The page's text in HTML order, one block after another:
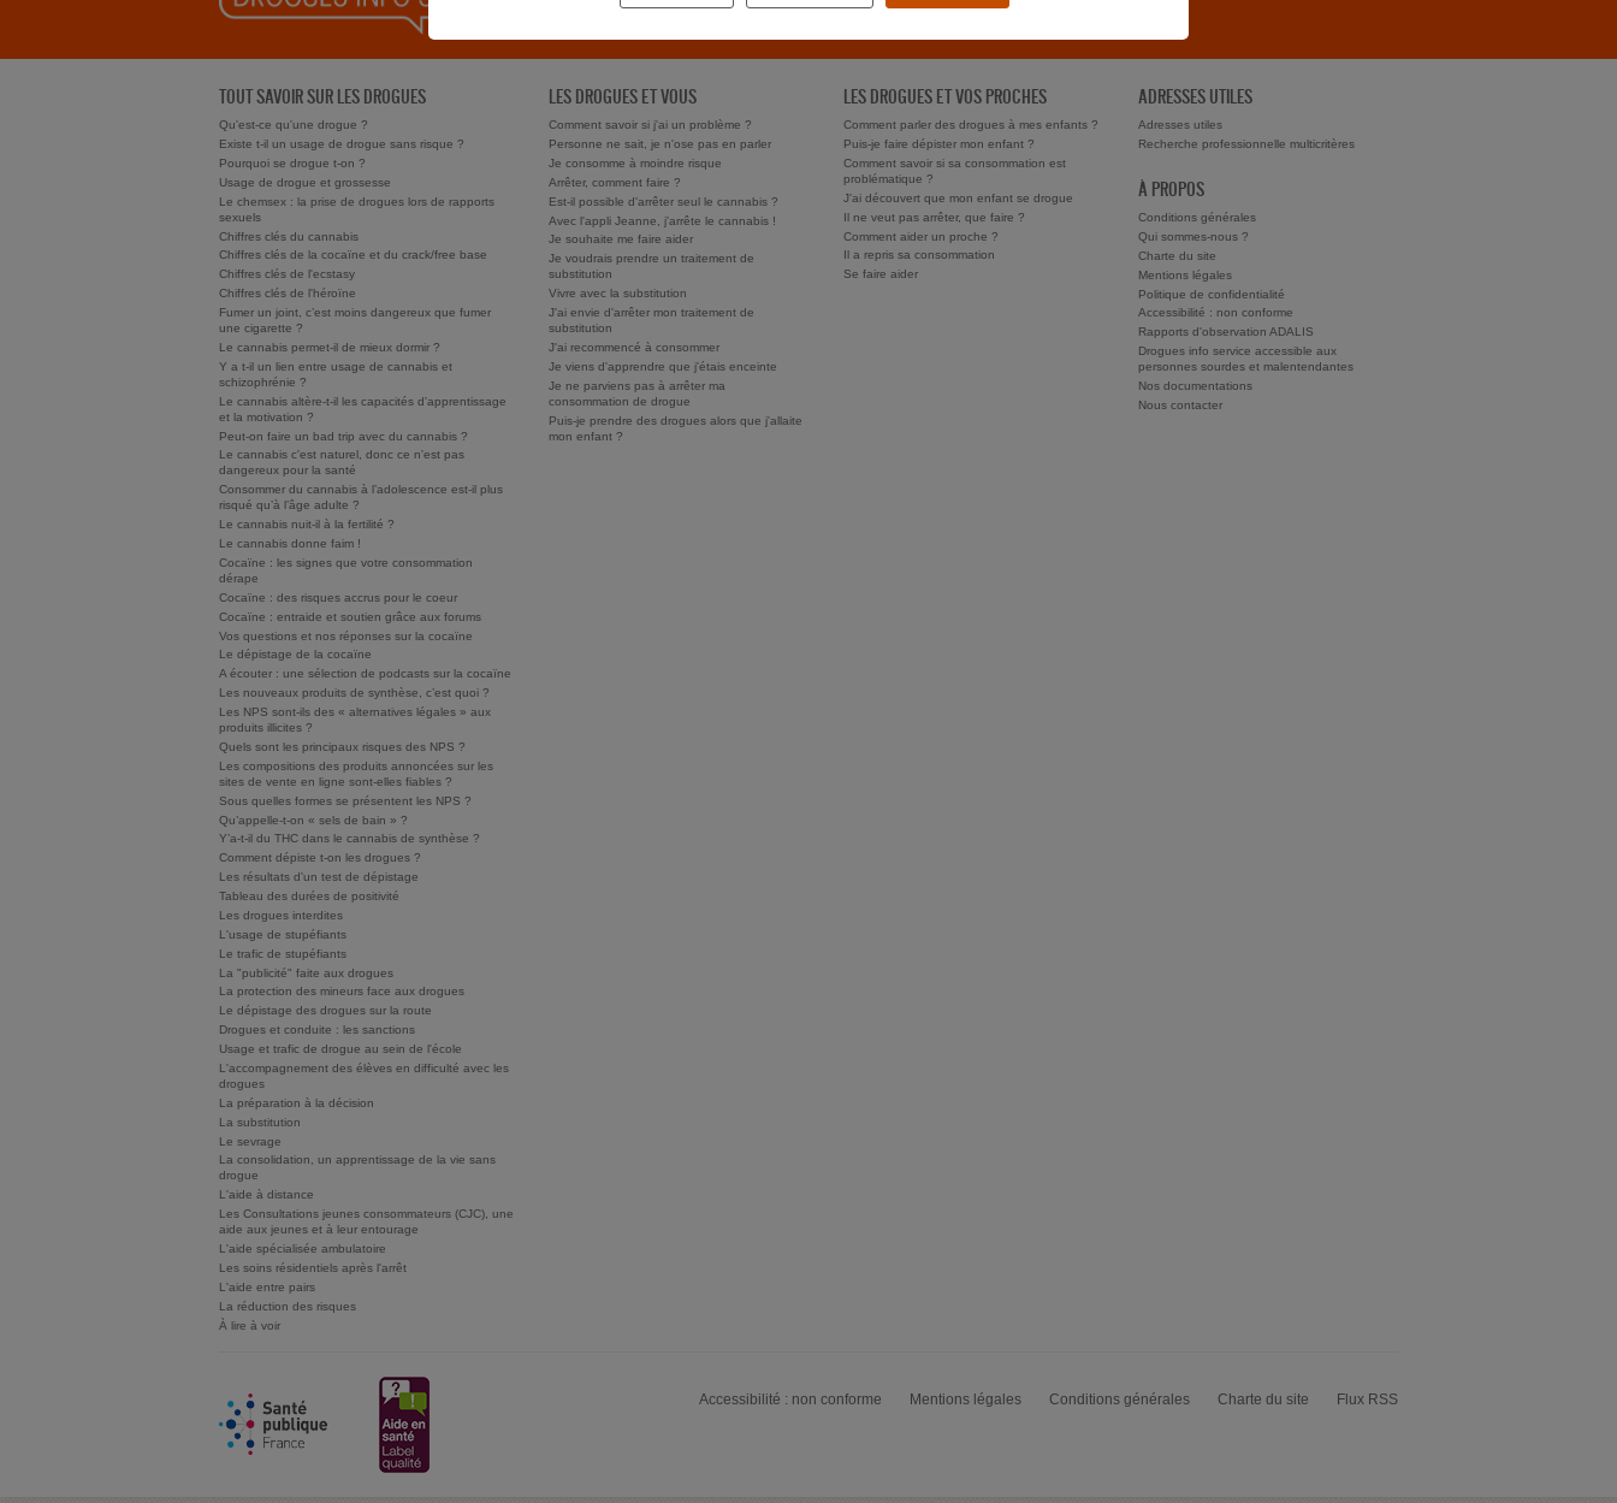
TOUT SAVOIR SUR LES DROGUES
Qu'est-ce qu'une drogue ?
Existe t-il un usage de drogue sans risque ?
Pourquoi se drogue t-on ?
Usage de drogue et grossesse
Le chemsex : la prise de drogues lors de rapports
sexuels
Chiffres clés du cannabis
Chiffres clés de la cocaïne et du crack/free base
Chiffres clés de l'ecstasy
Chiffres clés de l'héroïne
Fumer un joint, c’est moins dangereux que fumer
une cigarette ?
Le cannabis permet-il de mieux dormir ?
Y a t-il un lien entre usage de cannabis et
schizophrénie ?
Le cannabis altère-t-il les capacités d'apprentissage
et la motivation ?
Peut-on faire un bad trip avec du cannabis ?
Le cannabis c'est naturel, donc ce n'est pas
dangereux pour la santé
Consommer du cannabis à l’adolescence est-il plus
risqué qu’à l’âge adulte ?
Le cannabis nuit-il à la fertilité ?
Le cannabis donne faim !
Cocaïne : les signes que votre consommation
dérape
Cocaïne : des risques accrus pour le coeur
Cocaïne : entraide et soutien grâce aux forums
Vos questions et nos réponses sur la cocaïne
Le dépistage de la cocaïne
A écouter : une sélection de podcasts sur la cocaïne
Les nouveaux produits de synthèse, c’est quoi ?
Les NPS sont-ils des « alternatives légales » aux
produits illicites ?
Quels sont les principaux risques des NPS ?
Les compositions des produits annoncées sur les
sites de vente en ligne sont-elles fiables ?
Sous quelles formes se présentent les NPS ?
Qu’appelle-t-on « sels de bain » ?
Y’a-t-il du THC dans le cannabis de synthèse ?
Comment dépiste t-on les drogues ?
Les résultats d'un test de dépistage
Tableau des durées de positivité
Les drogues interdites
L'usage de stupéfiants
Le trafic de stupéfiants
La "publicité" faite aux drogues
La protection des mineurs face aux drogues
Le dépistage des drogues sur la route
Drogues et conduite : les sanctions
Usage et trafic de drogue au sein de l'école
L'accompagnement des élèves en difficulté avec les
drogues
La préparation à la décision
La substitution
Le sevrage
La consolidation, un apprentissage de la vie sans
drogue
L'aide à distance
Les Consultations jeunes consommateurs (CJC), une
aide aux jeunes et à leur entourage
L'aide spécialisée ambulatoire
Les soins résidentiels après l'arrêt
L'aide entre pairs
La réduction des risques
À lire à voir
LES DROGUES ET VOUS
Comment savoir si j'ai un problème ?
Personne ne sait, je n'ose pas en parler
Je consomme à moindre risque
Arrêter, comment faire ?
Est-il possible d'arrêter seul le cannabis ?
Avec l'appli Jeanne, j'arrête le cannabis !
Je souhaite me faire aider
Je voudrais prendre un traitement de
substitution
Vivre avec la substitution
J'ai envie d'arrêter mon traitement de
substitution
J'ai recommencé à consommer
Je viens d'apprendre que j'étais enceinte
Je ne parviens pas à arrêter ma
consommation de drogue
Puis-je prendre des drogues alors que j'allaite
mon enfant ?
LES DROGUES ET VOS PROCHES
Comment parler des drogues à mes enfants ?
Puis-je faire dépister mon enfant ?
Comment savoir si sa consommation est
problématique ?
J'ai découvert que mon enfant se drogue
Il ne veut pas arrêter, que faire ?
Comment aider un proche ?
Il a repris sa consommation
Se faire aider
ADRESSES UTILES
Adresses utiles
Recherche professionnelle multicritères
À PROPOS
Conditions générales
Qui sommes-nous ?
Charte du site
Mentions légales
Politique de confidentialité
Accessibilité : non conforme
Rapports d'observation ADALIS
Drogues info service accessible aux
personnes sourdes et malentendantes
Nos documentations
Nous contacter
Accessibilité : non conforme Mentions légales Conditions générales Charte du site Flux RSS